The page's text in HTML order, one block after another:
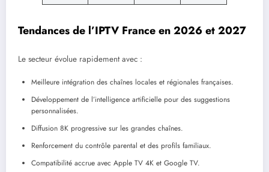
Tendances de l’IPTV France en 2026 et 2027
Le secteur évolue rapidement avec :
Meilleure intégration des chaînes locales et régionales françaises.
Développement de l’intelligence artificielle pour des suggestions
personnalisées.
Diffusion 8K progressive sur les grandes chaînes.
Renforcement du contrôle parental et des profils familiaux.
Compatibilité accrue avec Apple TV 4K et Google TV.